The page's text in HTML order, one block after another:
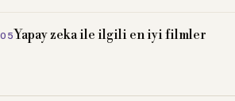
Yapay zeka ile ilgili en iyi filmler